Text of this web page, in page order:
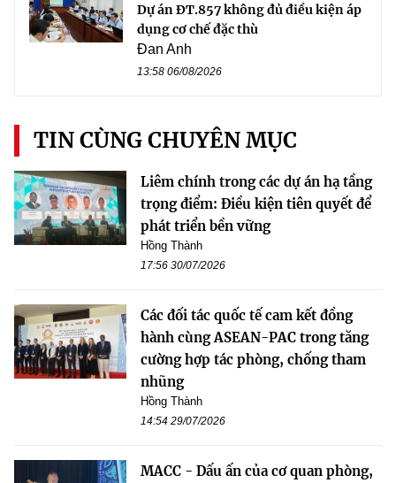
Dự án ĐT.857 không đủ điều kiện áp
dụng cơ chế đặc thù
Đan Anh
13:58 06/08/2026
TIN CÙNG CHUYÊN MỤC
Liêm chính trong các dự án hạ tầng
trọng điểm: Điều kiện tiên quyết để
phát triển bền vững
Hồng Thành
17:56 30/07/2026
Các đối tác quốc tế cam kết đồng
hành cùng ASEAN-PAC trong tăng
cường hợp tác phòng, chống tham
nhũng
Hồng Thành
14:54 29/07/2026
MACC - Dấu ấn của cơ quan phòng,